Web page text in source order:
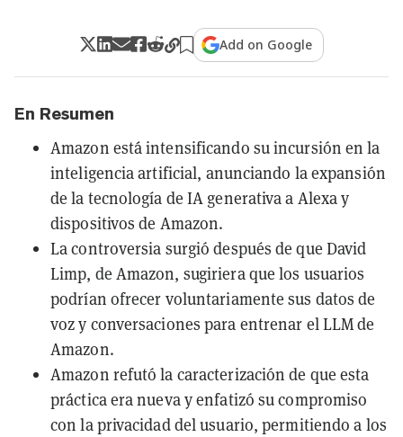
Add on Google
En Resumen
Amazon está intensificando su incursión en la
inteligencia artificial, anunciando la expansión
de la tecnología de IA generativa a Alexa y
dispositivos de Amazon.
La controversia surgió después de que David
Limp, de Amazon, sugiriera que los usuarios
podrían ofrecer voluntariamente sus datos de
voz y conversaciones para entrenar el LLM de
Amazon.
Amazon refutó la caracterización de que esta
práctica era nueva y enfatizó su compromiso
con la privacidad del usuario, permitiendo a los